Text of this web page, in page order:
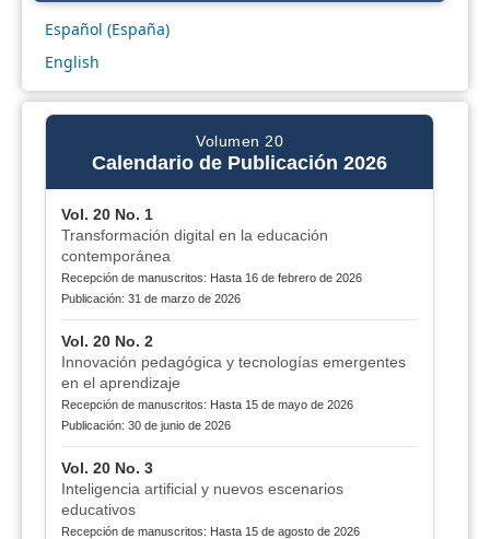
Español (España)
English
Volumen 20
Calendario de Publicación 2026
Vol. 20 No. 1
Transformación digital en la educación
contemporánea
Recepción de manuscritos: Hasta 16 de febrero de 2026
Publicación: 31 de marzo de 2026
Vol. 20 No. 2
Innovación pedagógica y tecnologías emergentes
en el aprendizaje
Recepción de manuscritos: Hasta 15 de mayo de 2026
Publicación: 30 de junio de 2026
Vol. 20 No. 3
Inteligencia artificial y nuevos escenarios
educativos
Recepción de manuscritos: Hasta 15 de agosto de 2026